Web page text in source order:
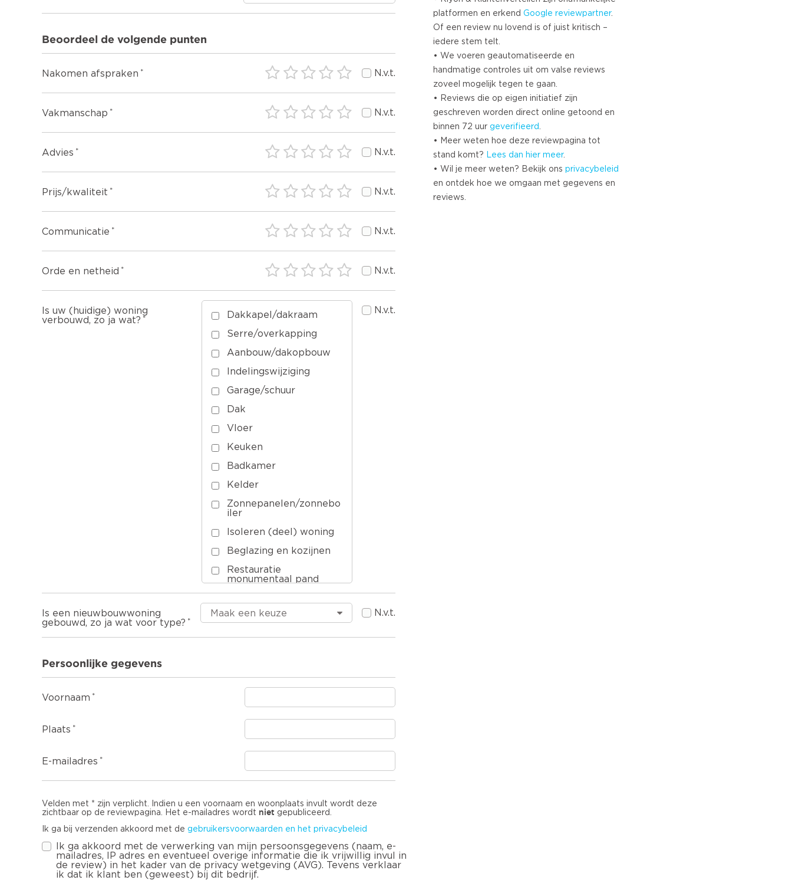
Beoordeel de volgende punten
Nakomen afspraken N.v.t.
Vakmanschap N.v.t.
Advies N.v.t.
Prijs/kwaliteit N.v.t.
Communicatie N.v.t.
Orde en netheid N.v.t.
Is uw (huidige) woning
verbouwd, zo ja wat?
Dakkapel/dakraam
Serre/overkapping
Aanbouw/dakopbouw
Indelingswijziging
Garage/schuur
Dak
Vloer
Keuken
Badkamer
Kelder
Zonnepanelen/zonnebo
iler
Isoleren (deel) woning
Beglazing en kozijnen
Restauratie
monumentaal pand
Herstellen
N.v.t.
Is een nieuwbouwwoning
gebouwd, zo ja wat voor type?
N.v.t.
Persoonlijke gegevens
Voornaam
Plaats
E-mailadres
Velden met * zijn verplicht. Indien u een voornaam en woonplaats invult wordt deze
zichtbaar op de reviewpagina. Het e-mailadres wordt niet gepubliceerd.
Ik ga bij verzenden akkoord met de gebruikersvoorwaarden en het privacybeleid
Ik ga akkoord met de verwerking van mijn persoonsgegevens (naam, e-
mailadres, IP adres en eventueel overige informatie die ik vrijwillig invul in
de review) in het kader van de privacy wetgeving (AVG). Tevens verklaar
ik dat ik klant ben (geweest) bij dit bedrijf.
platformen en erkend Google reviewpartner.
Of een review nu lovend is of juist kritisch –
iedere stem telt.
• We voeren geautomatiseerde en
handmatige controles uit om valse reviews
zoveel mogelijk tegen te gaan.
• Reviews die op eigen initiatief zijn
geschreven worden direct online getoond en
binnen 72 uur geverifieerd.
• Meer weten hoe deze reviewpagina tot
stand komt? Lees dan hier meer.
• Wil je meer weten? Bekijk ons privacybeleid
en ontdek hoe we omgaan met gegevens en
reviews.